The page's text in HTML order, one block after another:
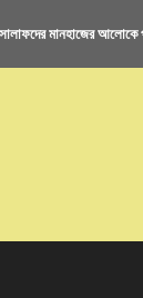
মানহাজের আলোকে